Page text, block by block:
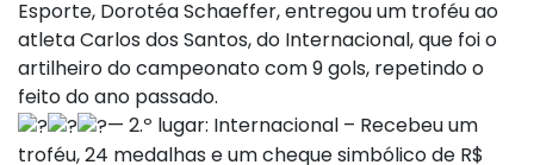
Esporte, Dorotéa Schaeffer, entregou um troféu ao
atleta Carlos dos Santos, do Internacional, que foi o
artilheiro do campeonato com 9 gols, repetindo o
feito do ano passado.
— 2.º lugar: Internacional – Recebeu um
troféu, 24 medalhas e um cheque simbólico de R$